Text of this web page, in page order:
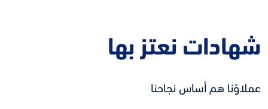
شهادات نعتز بها
عملاؤنا هم أساس نجاحنا